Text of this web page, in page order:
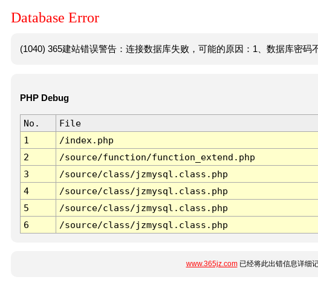
Database Error
(1040) 365建站错误警告：连接数据库失败，可能的原因：1、数据库密码
PHP Debug
No. File
1
/index.php
2
/source/function/function_extend.php
3
/source/class/jzmysql.class.php
4
/source/class/jzmysql.class.php
5
/source/class/jzmysql.class.php
6
/source/class/jzmysql.class.php
www.365jz.com已经将此出错信息详细